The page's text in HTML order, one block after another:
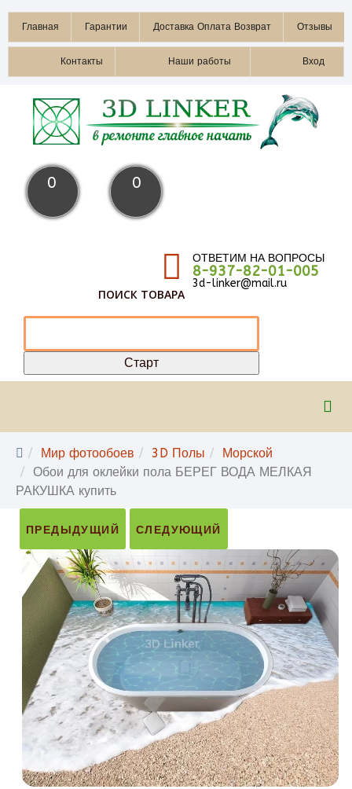
Главная Гарантии Доставка Оплата Возврат Отзывы
Контакты Наши работы Вход
0 0
ОТВЕТИМ НА ВОПРОСЫ
8-937-82-01-005
3d-linker@mail.ru
ПОИСК ТОВАРА
Мир фотообоев 3D Полы
Морской
Обои для оклейки пола БЕРЕГ ВОДА МЕЛКАЯ
РАКУШКА купить
ПРЕДЫДУЩИЙ СЛЕДУЮЩИЙ